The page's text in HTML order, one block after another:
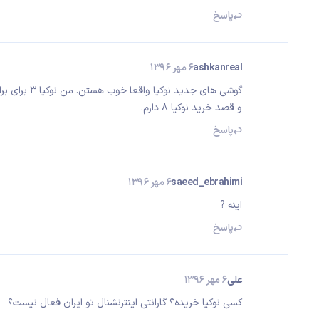
پاسخ
ashkanreal6 مهر 1396
گوشی های جدید نوکیا واقعا خوب هستن. من نوکیا 3 برای برادرم خریدم.
و قصد خرید نوکیا 8 دارم.
پاسخ
saeed_ebrahimi6 مهر 1396
اینه ?
پاسخ
علی6 مهر 1396
کسی نوکیا خریده؟ گارانتی اینترنشنال تو ایران فعال نیست؟